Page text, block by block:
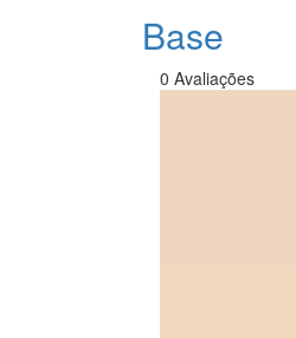
Base
0 Avaliações